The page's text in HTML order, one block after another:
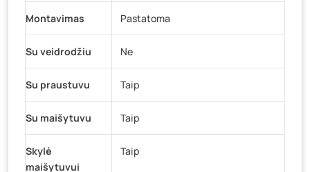
Montavimas Pastatoma
Su veidrodžiu Ne
Su praustuvu Taip
Su maišytuvu Taip
Skylė
maišytuvui
Taip